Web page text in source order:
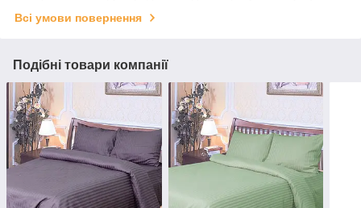
Всі умови повернення
Подібні товари компанії